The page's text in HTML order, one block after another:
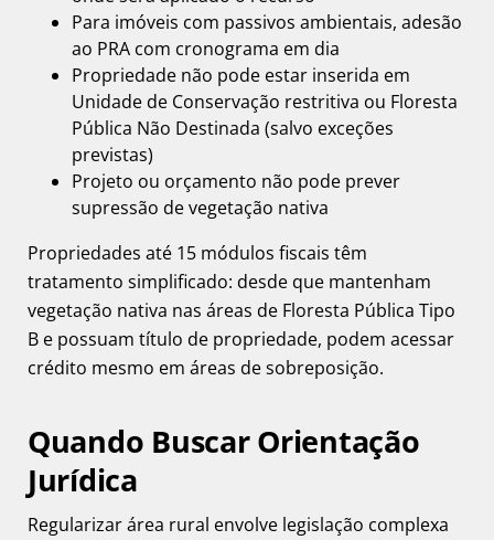
Para imóveis com passivos ambientais, adesão
ao PRA com cronograma em dia
Propriedade não pode estar inserida em
Unidade de Conservação restritiva ou Floresta
Pública Não Destinada (salvo exceções
previstas)
Projeto ou orçamento não pode prever
supressão de vegetação nativa
Propriedades até 15 módulos fiscais têm
tratamento simplificado: desde que mantenham
vegetação nativa nas áreas de Floresta Pública Tipo
B e possuam título de propriedade, podem acessar
crédito mesmo em áreas de sobreposição.
Quando Buscar Orientação
Jurídica
Regularizar área rural envolve legislação complexa